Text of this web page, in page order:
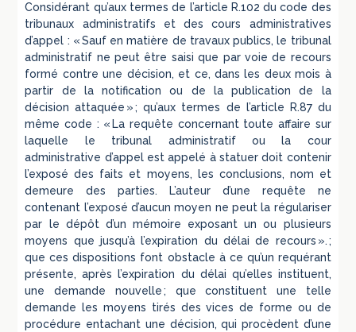
Considérant qu’aux termes de l’article R.102 du code des
tribunaux administratifs et des cours administratives
d’appel : « Sauf en matière de travaux publics, le tribunal
administratif ne peut être saisi que par voie de recours
formé contre une décision, et ce, dans les deux mois à
partir de la notification ou de la publication de la
décision attaquée » ; qu’aux termes de l’article R.87 du
même code : « La requête concernant toute affaire sur
laquelle le tribunal administratif ou la cour
administrative d’appel est appelé à statuer doit contenir
l’exposé des faits et moyens, les conclusions, nom et
demeure des parties. L’auteur d’une requête ne
contenant l’exposé d’aucun moyen ne peut la régulariser
par le dépôt d’un mémoire exposant un ou plusieurs
moyens que jusqu’à l’expiration du délai de recours ». ;
que ces dispositions font obstacle à ce qu’un requérant
présente, après l’expiration du délai qu’elles instituent,
une demande nouvelle ; que constituent une telle
demande les moyens tirés des vices de forme ou de
procédure entachant une décision, qui procèdent d’une